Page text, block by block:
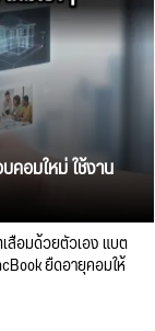
อมใหม่ ใช้งาน
สื่อมด้วยตัวเอง แบต
ยืดอายุคอมให้